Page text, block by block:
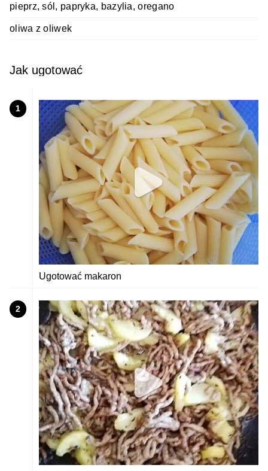
pieprz, sól, papryka, bazylia, oregano
oliwa z oliwek
Jak ugotować
1
Ugotować makaron
2